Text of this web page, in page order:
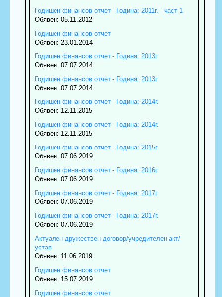
Годишен финансов отчет - Година: 2011г. - част 1
Обявен: 05.11.2012
Годишен финансов отчет
Обявен: 23.01.2014
Годишен финансов отчет - Година: 2013г.
Обявен: 07.07.2014
Годишен финансов отчет - Година: 2013г.
Обявен: 07.07.2014
Годишен финансов отчет - Година: 2014г.
Обявен: 12.11.2015
Годишен финансов отчет - Година: 2014г.
Обявен: 12.11.2015
Годишен финансов отчет - Година: 2015г.
Обявен: 07.06.2019
Годишен финансов отчет - Година: 2016г.
Обявен: 07.06.2019
Годишен финансов отчет - Година: 2017г.
Обявен: 07.06.2019
Годишен финансов отчет - Година: 2017г.
Обявен: 07.06.2019
Актуален дружествен договор/учредителен акт/
устав
Обявен: 11.06.2019
Годишен финансов отчет
Обявен: 15.07.2019
Годишен финансов отчет